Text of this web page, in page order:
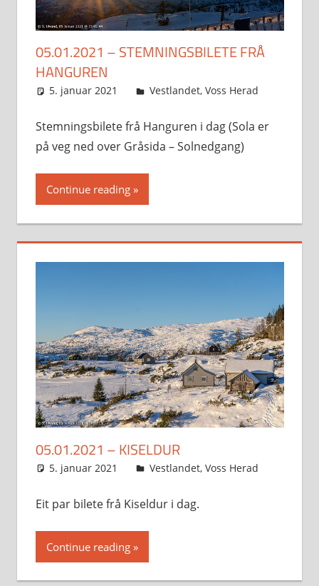
05.01.2021 – STEMNINGSBILETE FRÅ
HANGUREN
5. januar 2021 Svein
Vestlandet, Voss Herad
Stemningsbilete frå Hanguren i dag (Sola er
på veg ned over Gråsida – Solnedgang)
Continue reading
05.01.2021 – KISELDUR
5. januar 2021 Svein
Vestlandet, Voss Herad
Eit par bilete frå Kiseldur i dag.
Continue reading